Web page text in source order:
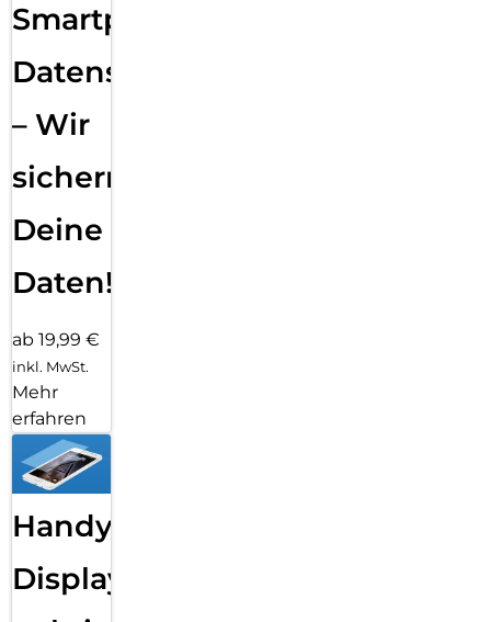
Smartphone
Datensicherung
– Wir
sichern
Deine
Daten!
ab 19,99 €
inkl. MwSt.
Mehr
erfahren
Handy
Displayfolie